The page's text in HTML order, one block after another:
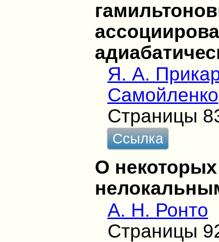
Я. А.
Самойленко
Страницы
Ссылка
О
А. Н. Ронто
Страницы